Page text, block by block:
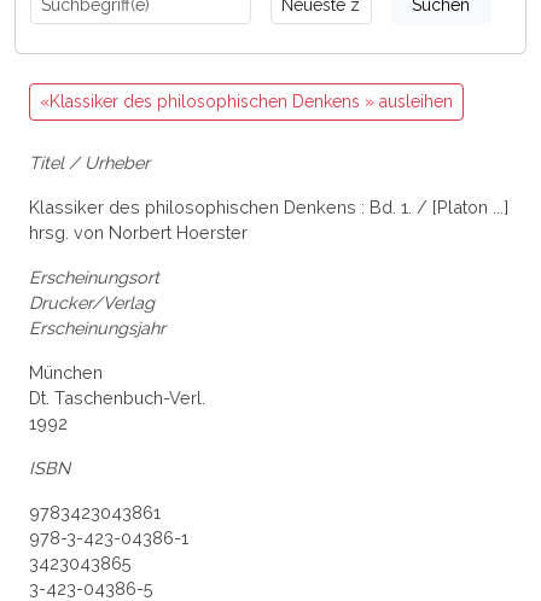
Suchen
«Klassiker des philosophischen Denkens » ausleihen
Titel / Urheber
Klassiker des philosophischen Denkens : Bd. 1. / [Platon ...]
hrsg. von Norbert Hoerster
Erscheinungsort
Drucker/Verlag
Erscheinungsjahr
München
Dt. Taschenbuch-Verl.
1992
ISBN
9783423043861
978-3-423-04386-1
3423043865
3-423-04386-5